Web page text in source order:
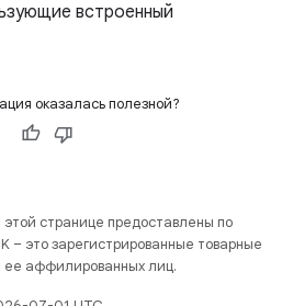
встроенный
оказалась полезной?
странице предоставлены по
– это зарегистрированные товарные
ее аффилированных лиц.